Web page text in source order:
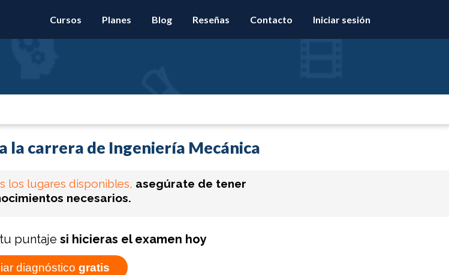
Cursos Planes Blog Reseñas Contacto Iniciar sesión
la carrera de Ingeniería Mecánica
los lugares disponibles, asegúrate de tener
necesarios.
puntaje si hicieras el examen hoy
diagnóstico gratis